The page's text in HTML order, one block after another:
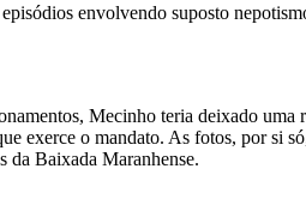
envolvendo suposto
Mecinho teria deixado uma
exerce o mandato. As fotos, por si
da Baixada Maranhense.